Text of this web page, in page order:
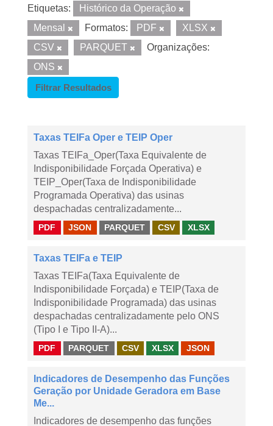
Etiquetas:
Histórico da Operação
Mensal
Formatos: PDF
XLSX
CSV
PARQUET
Organizações:
ONS
Filtrar Resultados
Taxas TEIFa Oper e TEIP Oper
Taxas TEIFa_Oper(Taxa Equivalente de
Indisponibilidade Forçada Operativa) e
TEIP_Oper(Taxa de Indisponibilidade
Programada Operativa) das usinas
despachadas centralizadamente...
PDF JSON PARQUET CSV XLSX
Taxas TEIFa e TEIP
Taxas TEIFa(Taxa Equivalente de
Indisponibilidade Forçada) e TEIP(Taxa de
Indisponibilidade Programada) das usinas
despachadas centralizadamente pelo ONS
(Tipo I e Tipo II-A)...
PDF PARQUET CSV XLSX JSON
Indicadores de Desempenho das Funções
Geração por Unidade Geradora em Base
Me...
Indicadores de desempenho das funções